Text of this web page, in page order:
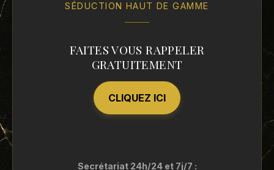
SÉDUCTION HAUT DE GAMME
FAITES VOUS RAPPELER
GRATUITEMENT
CLIQUEZ ICI
Secrétariat 24h/24 et 7j/7 :